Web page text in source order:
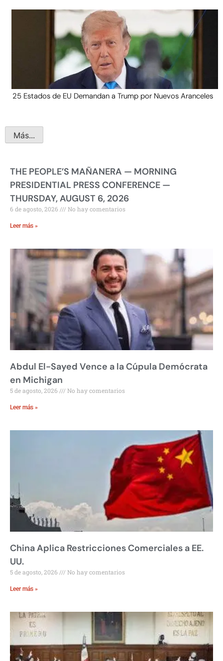
25 Estados de EU Demandan a Trump por Nuevos Aranceles
Más...
THE PEOPLE’S MAÑANERA — MORNING
PRESIDENTIAL PRESS CONFERENCE —
THURSDAY, AUGUST 6, 2026
6 de agosto, 2026 No hay comentarios
Leer más »
Abdul El-Sayed Vence a la Cúpula Demócrata
en Michigan
5 de agosto, 2026 No hay comentarios
Leer más »
China Aplica Restricciones Comerciales a EE.
UU.
5 de agosto, 2026 No hay comentarios
Leer más »